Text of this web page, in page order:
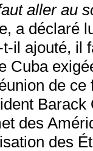
aller au
a déclaré
il ajouté, il
Cuba
de
des
des